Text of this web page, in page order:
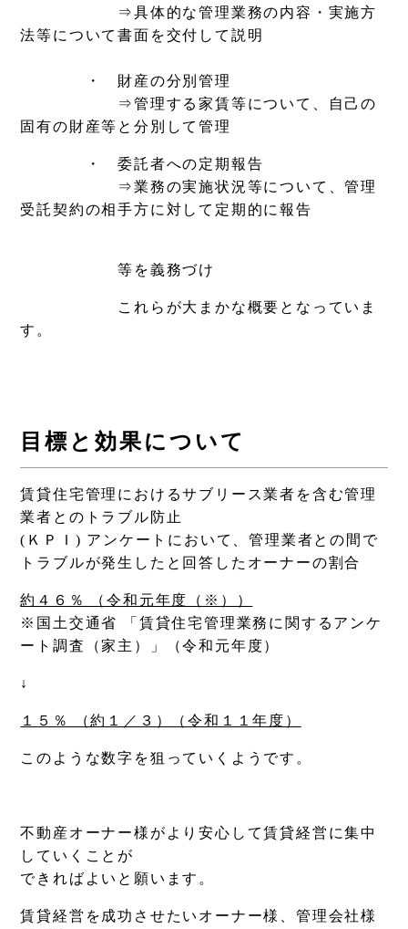
⇒具体的な管理業務の内容・実施方
法等について書面を交付して説明
・ 財産の分別管理
⇒管理する家賃等について、自己の
固有の財産等と分別して管理
・ 委託者への定期報告
⇒業務の実施状況等について、管理
受託契約の相手方に対して定期的に報告
等を義務づけ
これらが大まかな概要となっていま
す。
目標と効果について
賃貸住宅管理におけるサブリース業者を含む管理
業者とのトラブル防止
(ＫＰＩ) アンケートにおいて、管理業者との間で
トラブルが発生したと回答したオーナーの割合
約４６％ （令和元年度（※））
※国土交通省 「賃貸住宅管理業務に関するアンケ
ート調査（家主）」（令和元年度）
↓
１５％ （約１／３）（令和１１年度）
このような数字を狙っていくようです。
不動産オーナー様がより安心して賃貸経営に集中
していくことが
できればよいと願います。
賃貸経営を成功させたいオーナー様、管理会社様